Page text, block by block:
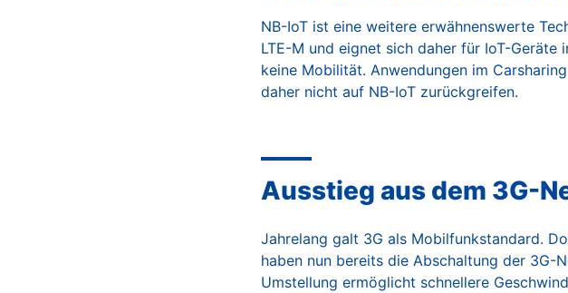
NB-IoT ist eine weitere erwähnenswerte
LTE-M und eignet sich daher für IoT-
keine Mobilität. Anwendungen im
daher nicht auf NB-IoT zurückgreifen.
Ausstieg aus dem 3G-
Jahrelang galt 3G als Mobilfunkstandard.
haben nun bereits die Abschaltung der 3G-
Umstellung ermöglicht schnellere